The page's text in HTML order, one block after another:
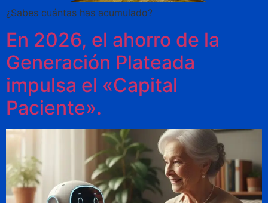
¿Sabes cuántas has acumulado?
En 2026, el ahorro de la
Generación Plateada
impulsa el «Capital
Paciente».